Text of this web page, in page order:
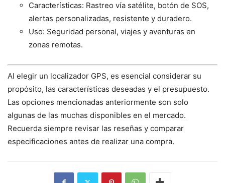
Características: Rastreo vía satélite, botón de SOS,
alertas personalizadas, resistente y duradero.
Uso: Seguridad personal, viajes y aventuras en
zonas remotas.
Al elegir un localizador GPS, es esencial considerar su
propósito, las características deseadas y el presupuesto.
Las opciones mencionadas anteriormente son solo
algunas de las muchas disponibles en el mercado.
Recuerda siempre revisar las reseñas y comparar
especificaciones antes de realizar una compra.